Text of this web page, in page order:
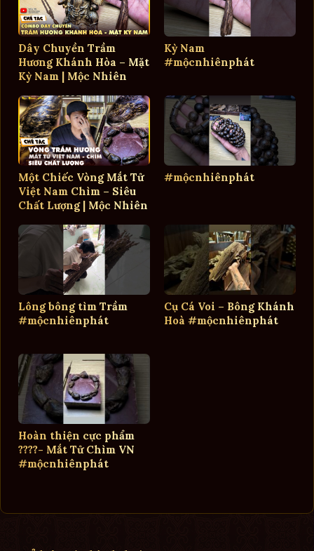
Dây Chuyền Trầm
Hương Khánh Hòa – Mặt
Kỳ Nam | Mộc Nhiên
Kỳ Nam
#mộcnhiênphát
Một Chiếc Vòng Mắt Tử
Việt Nam Chìm – Siêu
Chất Lượng | Mộc Nhiên
#mộcnhiênphát
Lông bông tìm Trầm
#mộcnhiênphát
Cụ Cá Voi – Bông Khánh
Hoà #mộcnhiênphát
Hoàn thiện cực phẩm
????- Mắt Tử Chìm VN
#mộcnhiênphát